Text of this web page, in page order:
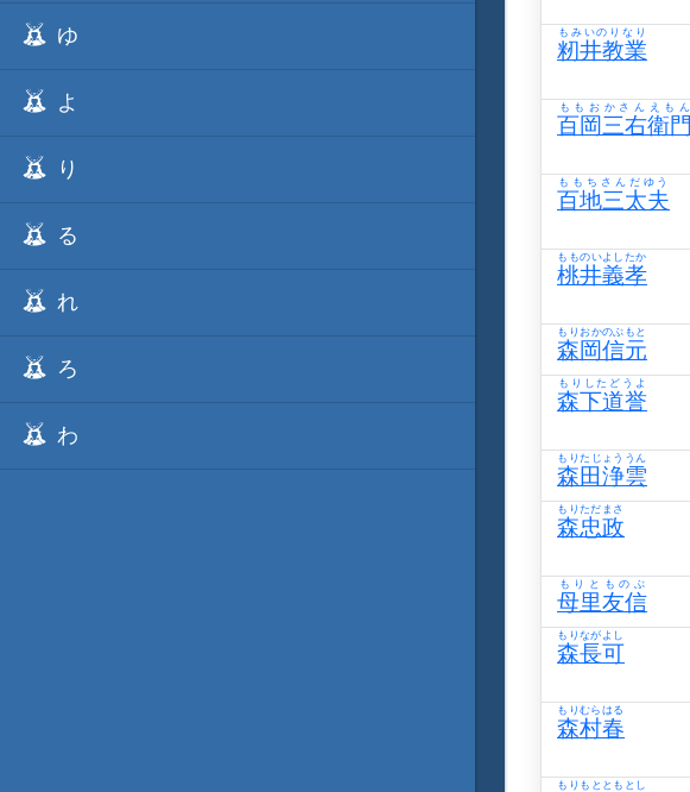
ゆ
よ
り
る
れ
ろ
わ
籾井教業
もみいのりなり
百岡三右衛門
ももおかさんえもん
百地三太夫
ももちさんだゆう
桃井義孝
もものいよしたか
森岡信元
もりおかのぶもと
森下道誉
もりしたどうよ
森田浄雲
もりたじょううん
森忠政
もりただまさ
母里友信
もりとものぶ
森長可
もりながよし
森村春
もりむらはる
もりもとともとし